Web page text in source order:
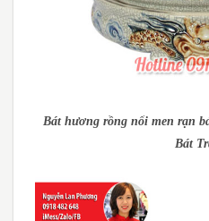
Bát hương rồng nổi men rạn
Bát